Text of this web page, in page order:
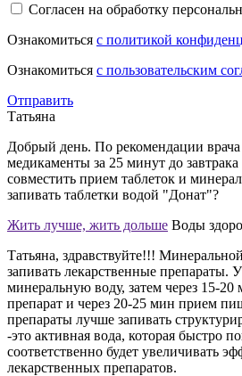
Согласен на обработку
Ознакомиться с политикой
Ознакомиться с пользовательским
Отправить
Татьяна
Добрый день. По рекомендации
медикаменты за 25 минут до
совместить прием таблеток и
запивать таблетки водой "Донат"?
Жить лучше, жить дольше Воды
Татьяна, здравствуйте!!!
запивать лекарственные препараты.
минеральную воду, затем через 15-
препарат и через 20-25 мин прием
препараты лучше запивать
-это активная вода, которая быстро
соответственно будет увеличивать
лекарственных препаратов.